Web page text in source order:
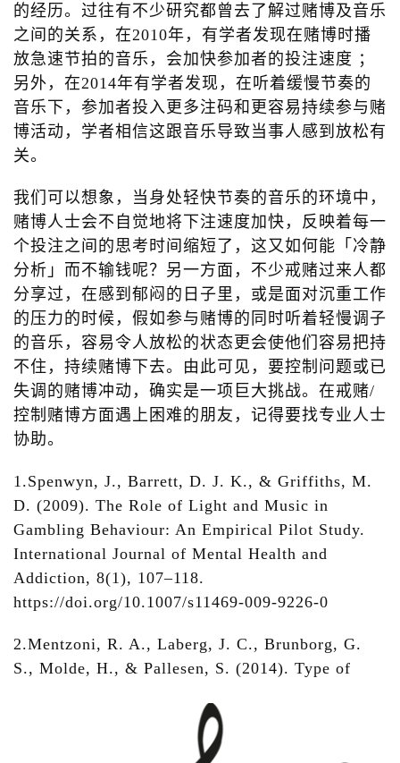
的经历。过往有不少研究都曾去了解过赌博及音乐
之间的关系，在2010年，有学者发现在赌博时播
放急速节拍的音乐，会加快参加者的投注速度 ；
另外，在2014年有学者发现，在听着缓慢节奏的
音乐下，参加者投入更多注码和更容易持续参与赌
博活动，学者相信这跟音乐导致当事人感到放松有
关。
我们可以想象，当身处轻快节奏的音乐的环境中，
赌博人士会不自觉地将下注速度加快，反映着每一
个投注之间的思考时间缩短了，这又如何能「冷静
分析」而不输钱呢？另一方面，不少戒赌过来人都
分享过，在感到郁闷的日子里，或是面对沉重工作
的压力的时候，假如参与赌博的同时听着轻慢调子
的音乐，容易令人放松的状态更会使他们容易把持
不住，持续赌博下去。由此可见，要控制问题或已
失调的赌博冲动，确实是一项巨大挑战。在戒赌/
控制赌博方面遇上困难的朋友，记得要找专业人士
协助。
1.Spenwyn, J., Barrett, D. J. K., & Griffiths, M.
D. (2009). The Role of Light and Music in
Gambling Behaviour: An Empirical Pilot Study.
International Journal of Mental Health and
Addiction, 8(1), 107–118.
https://doi.org/10.1007/s11469-009-9226-0
2.Mentzoni, R. A., Laberg, J. C., Brunborg, G.
S., Molde, H., & Pallesen, S. (2014). Type of